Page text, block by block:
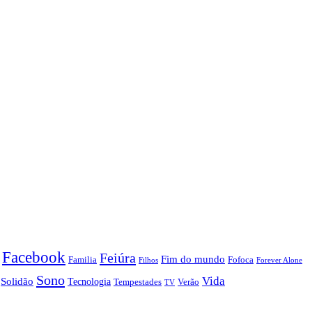
Facebook Familia Feiúra Filhos Fim do mundo Fofoca Forever Alone
Solidão Sono Tecnologia Tempestades TV Verão Vida